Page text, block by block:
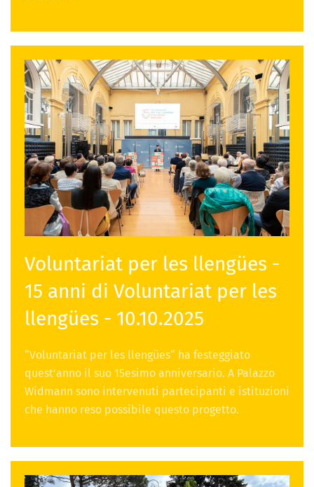
Voluntariat per les llengües -
15 anni di Voluntariat per les
llengües - 10.10.2025
“Voluntariat per les llengües“ ha festeggiato
quest’anno il suo 15esimo anniversario. A Palazzo
Widmann sono intervenuti partecipanti e istituzioni
che hanno reso possibile questo progetto.